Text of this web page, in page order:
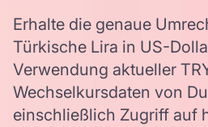
Erhalte die genaue
Türkische Lira in US-
Verwendung aktueller
Wechselkursdaten von
einschließlich Zugriff auf